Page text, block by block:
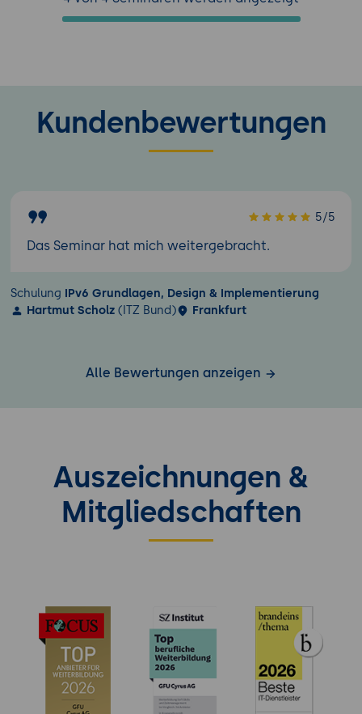
Kundenbewertungen
5/5
Das Seminar hat mich weitergebracht.
Schulung IPv6 Grundlagen, Design & Implementierung
Hartmut Scholz (ITZ Bund) Frankfurt
Alle Bewertungen anzeigen
Auszeichnungen &
Mitgliedschaften